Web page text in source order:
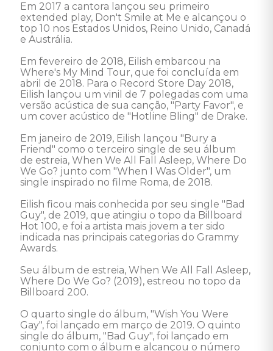
Em 2017 a cantora lançou seu primeiro
extended play, Don't Smile at Me e alcançou o
top 10 nos Estados Unidos, Reino Unido, Canadá
e Austrália.
Em fevereiro de 2018, Eilish embarcou na
Where's My Mind Tour, que foi concluída em
abril de 2018. Para o Record Store Day 2018,
Eilish lançou um vinil de 7 polegadas com uma
versão acústica de sua canção, "Party Favor", e
um cover acústico de "Hotline Bling" de Drake.
Em janeiro de 2019, Eilish lançou "Bury a
Friend" como o terceiro single de seu álbum
de estreia, When We All Fall Asleep, Where Do
We Go? junto com "When I Was Older", um
single inspirado no filme Roma, de 2018.
Eilish ficou mais conhecida por seu single "Bad
Guy", de 2019, que atingiu o topo da Billboard
Hot 100, e foi a artista mais jovem a ter sido
indicada nas principais categorias do Grammy
Awards.
Seu álbum de estreia, When We All Fall Asleep,
Where Do We Go? (2019), estreou no topo da
Billboard 200.
O quarto single do álbum, "Wish You Were
Gay", foi lançado em março de 2019. O quinto
single do álbum, "Bad Guy", foi lançado em
conjunto com o álbum e alcançou o número